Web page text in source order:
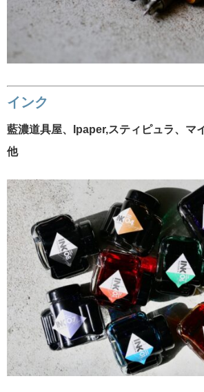
インク
藍濃道具屋、Ipaper,スティピュラ、マ
他